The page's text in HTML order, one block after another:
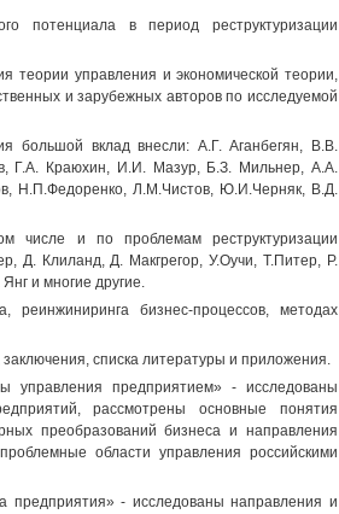
потенциала в период реструктуризации
теории управления и экономической теории,
и зарубежных авторов по исследуемой
большой вклад внесли: А.Г. Аганбегян, В.В.
Г.А. Краюхин, И.И. Мазур, Б.З. Мильнер, A.A.
Н.П.Федоренко, Л.М.Чистов, Ю.И.Черняк, В.Д.
числе и по проблемам реструктуризации
Д. Клиланд, Д. Макгрегор, У.Оучи, Т.Питер, Р.
и многие другие.
реинжиниринга бизнес-процессов, методах
списка литературы и приложения.
управления предприятием» - исследованы
рассмотрены основные понятия
преобразований бизнеса и направления
области управления российскими
предприятия» - исследованы направления и